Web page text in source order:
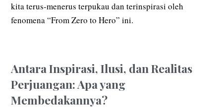
kita terus-menerus terpukau dan terinspirasi oleh
fenomena “From Zero to Hero” ini.
Antara Inspirasi, Ilusi, dan Realitas
Perjuangan: Apa yang
Membedakannya?